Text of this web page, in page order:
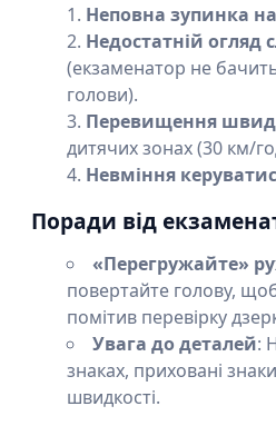
Неповна зупинка
Недостатній огляд
(екзаменатор не
голови).
Перевищення
дитячих зонах (30 км/
Невміння
Поради від
«Перегружайте»
повертайте голову,
помітив перевірку
Увага до деталей:
знаках, приховані
швидкості.